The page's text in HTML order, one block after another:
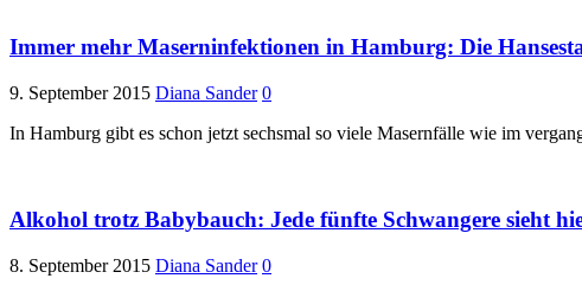
Immer mehr Maserninfektionen in Hamburg: Die
9. September 2015 Diana Sander 0
In Hamburg gibt es schon jetzt sechsmal so viele Masernfälle wie im
Alkohol trotz Babybauch: Jede fünfte Schwangere sieht
8. September 2015 Diana Sander 0